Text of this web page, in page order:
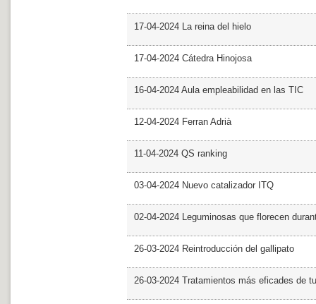
17-04-2024 La reina del hielo
17-04-2024 Cátedra Hinojosa
16-04-2024 Aula empleabilidad en las TIC
12-04-2024 Ferran Adrià
11-04-2024 QS ranking
03-04-2024 Nuevo catalizador ITQ
02-04-2024 Leguminosas que florecen
26-03-2024 Reintroducción del gallipato
26-03-2024 Tratamientos más eficades de